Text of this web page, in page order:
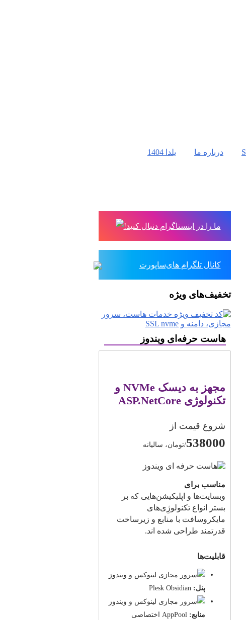
درباره ما یلدا 1404
ما را در اینستاگرام دنبال کنید!
کانال تلگرام های‌ساپورت
تخفیف‌های ویژه
هاست حرفه‌ای ویندوز
مجهز به دیسک NVMe و
تکنولوژی ASP.NetCore
شروع قیمت از
538000/تومان، سالیانه
مناسب برای
وبسایت‌ها و اپلیکیشن‌هایی که بر
بستر انواع تکنولوژِی‌های
مایکروسافت با منابع و زیرساخت
قدرتمند طراحی شده اند.
قابلیت‌ها
پنل: Plesk Obsidian
منابع: